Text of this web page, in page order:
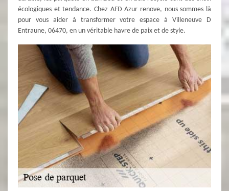
écologiques et tendance. Chez AFD Azur renove, nous sommes là
pour vous aider à transformer votre espace à Villeneuve D
Entraune, 06470, en un véritable havre de paix et de style.